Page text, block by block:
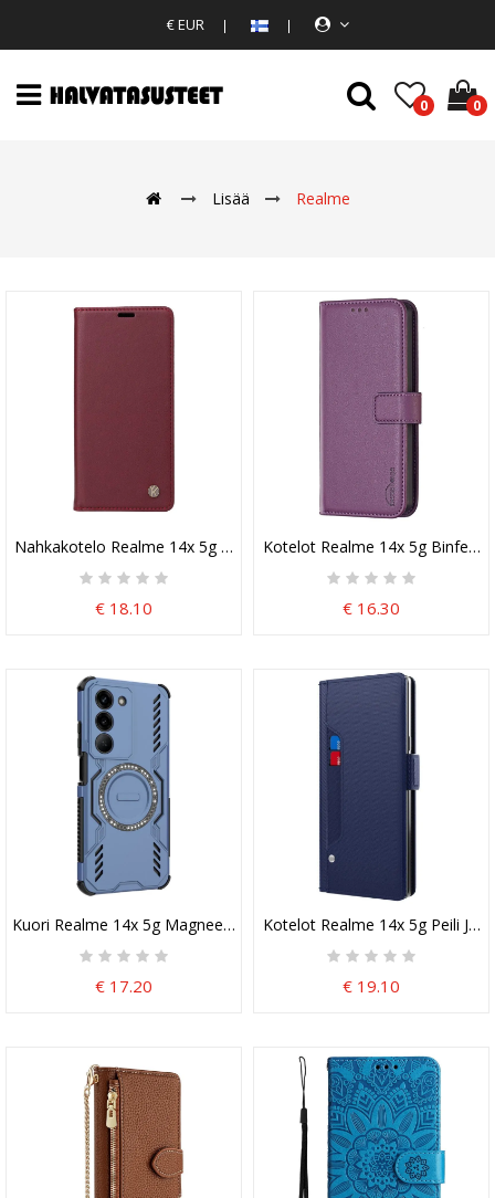
€ EUR
0 0
Lisää Realme
Nahkakotelo Realme 14x 5g Puhelinkuoret Ykatu
€ 18.10
Kotelot Realme 14x 5g Binfen
€ 16.30
Kuori Realme 14x 5g Magneettinen Rengas
€ 17.20
Kotelot Realme 14x 5g Peili Ja
€ 19.10